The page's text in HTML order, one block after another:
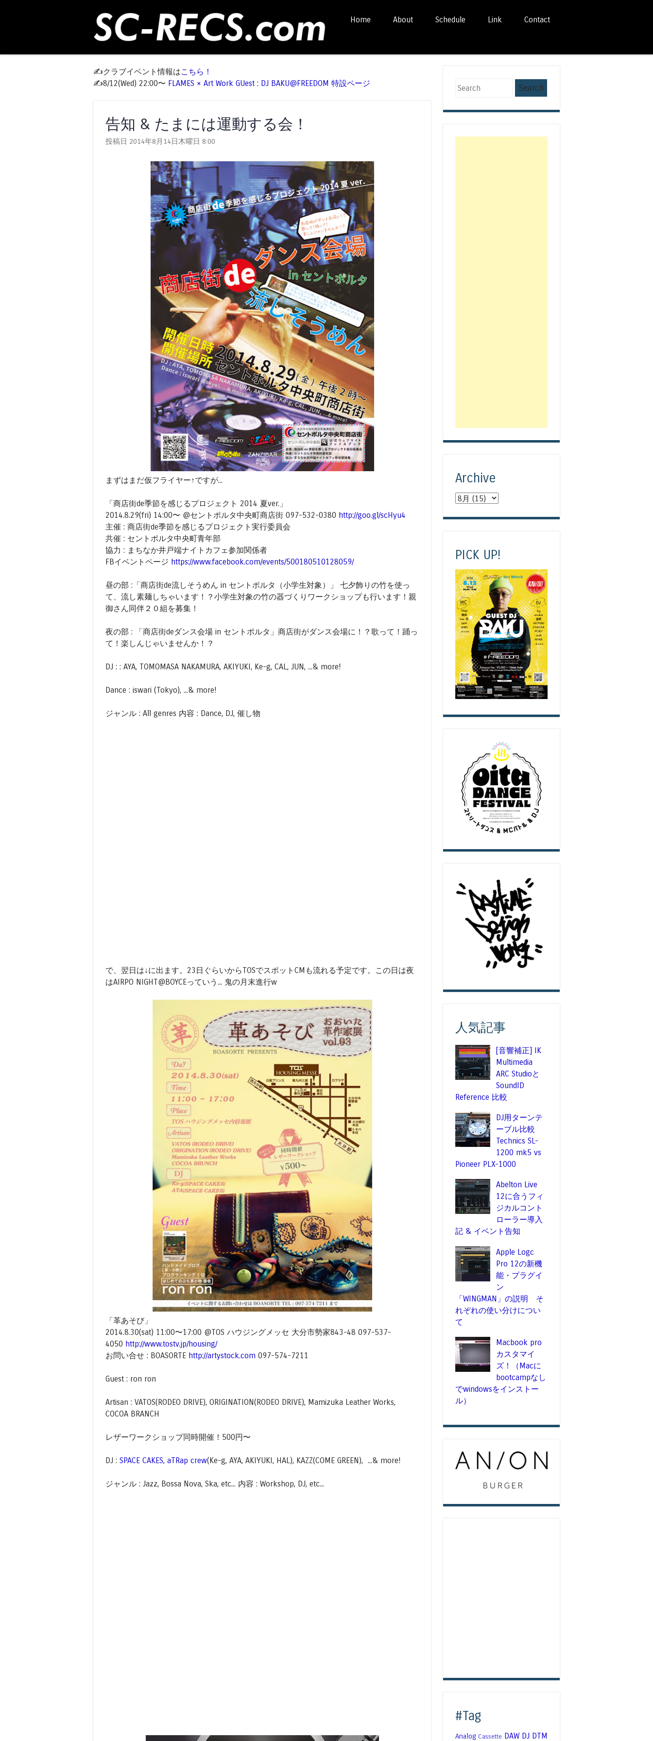
Skip to content
Home About Schedule Link Contact
✍️クラブイベント情報はこちら！
✍️8/12(Wed) 22:00〜 FLAMES × Art Work GUest : DJ BAKU@FREEDOM 特設ページ
告知 & たまには運動する会！
投稿日 2014年8月14日木曜日 8:00
まずはまだ仮フライヤー↑ですが...
「商店街de季節を感じるプロジェクト 2014 夏ver.」
2014.8.29(fri) 14:00〜 @セントポルタ中央町商店街 097-532-0380 http://goo.gl/scHyu4
主催 : 商店街de季節を感じるプロジェクト実行委員会
共催 : セントポルタ中央町青年部
協力 : まちなか井戸端ナイトカフェ参加関係者
FBイベントページ https://www.facebook.com/events/500180510128059/
昼の部 :「商店街de流しそうめん in セントポルタ（小学生対象）」 七夕飾りの竹を使っ
て、流し素麺しちゃいます！？小学生対象の竹の器づくりワークショップも行います！親
御さん同伴２０組を募集！
夜の部 : 「商店街deダンス会場 in セントポルタ」商店街がダンス会場に！？歌って！踊っ
て！楽しんじゃいませんか！？
DJ : : AYA, TOMOMASA NAKAMURA, AKIYUKI, Ke-g, CAL, JUN, ...& more!
Dance : iswari (Tokyo), ...& more!
ジャンル : All genres 内容 : Dance, DJ, 催し物
で、翌日は↓に出ます。23日ぐらいからTOSでスポットCMも流れる予定です。この日は夜
はAIRPO NIGHT@BOYCEっていう... 鬼の月末進行w
「革あそび」
2014.8.30(sat) 11:00〜17:00 @TOS ハウジングメッセ 大分市勢家843-48 097-537-
4050 http://www.tostv.jp/housing/
お問い合せ : BOASORTE http://artystock.com 097-574-7211
Guest : ron ron
Artisan : VATOS(RODEO DRIVE), ORIGINATION(RODEO DRIVE), Mamizuka Leather Works,
COCOA BRANCH
レザーワークショップ同時開催！500円〜
DJ : SPACE CAKES, aTRap crew(Ke-g, AYA, AKIYUKI, HAL), KAZZ(COME GREEN), ...& more!
ジャンル : Jazz, Bossa Nova, Ska, etc... 内容 : Workshop, DJ, etc...
Search
Archive
PICK UP!
人気記事
[音響補正] IK
Multimedia
ARC Studioと
SoundID
Reference 比較
DJ用ターンテ
ーブル比較
Technics SL-
1200 mk5 vs
Pioneer PLX-1000
Abelton Live
12に合うフィ
ジカルコント
ローラー導入
記 & イベント告知
Apple Logc
Pro 12の新機
能・プラグイ
ン
「WINGMAN」の説明 そ
れぞれの使い分けについ
て
Macbook pro
カスタマイ
ズ！（Macに
bootcampなし
でwindowsをインストー
ル）
#Tag
Analog Cassette DAW DJ DTM